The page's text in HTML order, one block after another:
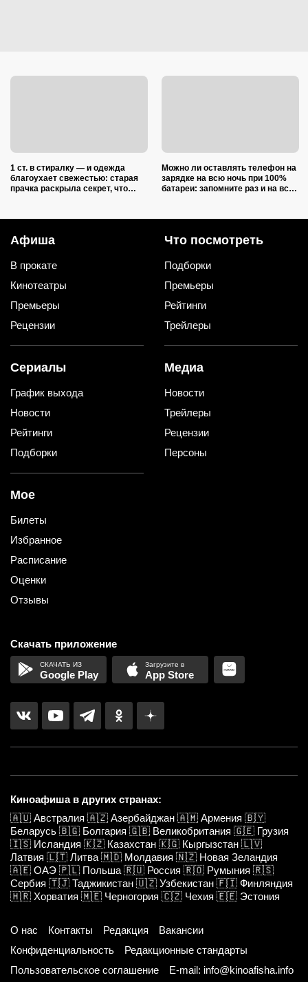
1 ст. в стиралку — и одежда
благоухает свежестью: старая
прачка раскрыла секрет, что
Можно ли оставлять телефон на
зарядке на всю ночь при 100%
батареи: запомните раз и на всю
Афиша
В прокате
Кинотеатры
Премьеры
Рецензии
Что посмотреть
Подборки
Премьеры
Рейтинги
Трейлеры
Сериалы
График выхода
Новости
Рейтинги
Подборки
Медиа
Новости
Трейлеры
Рецензии
Персоны
Мое
Билеты
Избранное
Расписание
Оценки
Отзывы
Скачать приложение
Google Play App Store
Киноафиша в других странах:
🇦🇺 Австралия 🇦🇿 Азербайджан 🇦🇲 Армения 🇧🇾
Беларусь 🇧🇬 Болгария 🇬🇧 Великобритания 🇬🇪 Грузия
🇮🇸 Исландия 🇰🇿 Казахстан 🇰🇬 Кыргызстан 🇱🇻
Латвия 🇱🇹 Литва 🇲🇩 Молдавия 🇳🇿 Новая Зеландия
🇦🇪 ОАЭ 🇵🇱 Польша 🇷🇺 Россия 🇷🇴 Румыния 🇷🇸
Сербия 🇹🇯 Таджикистан 🇺🇿 Узбекистан 🇫🇮 Финляндия
🇭🇷 Хорватия 🇲🇪 Черногория 🇨🇿 Чехия 🇪🇪 Эстония
О нас Контакты Редакция
Вакансии
Конфиденциальность
Редакционные стандарты
Пользовательское соглашение
E-mail: info@kinoafisha.info